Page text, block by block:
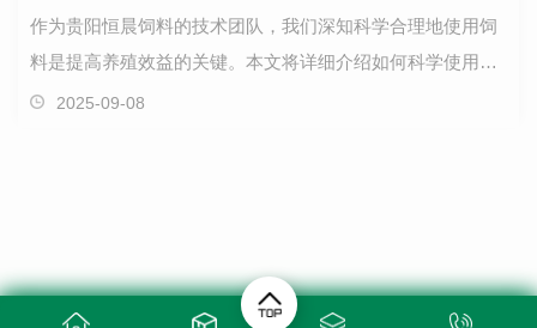
作为贵阳恒晨饲料的技术团队，我们深知科学合理地使用饲
料是提高养殖效益的关键。本文将详细介绍如何科学使用八
种常见饲料，帮助养殖户实现..养殖效果。
2025-09-08